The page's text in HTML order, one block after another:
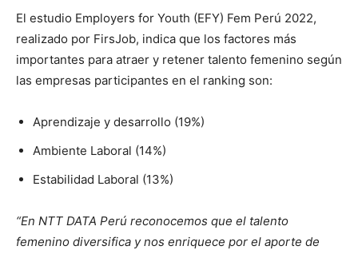
El estudio Employers for Youth (EFY) Fem Perú 2022,
realizado por FirsJob, indica que los factores más
importantes para atraer y retener talento femenino según
las empresas participantes en el ranking son:
Aprendizaje y desarrollo (19%)
Ambiente Laboral (14%)
Estabilidad Laboral (13%)
“En NTT DATA Perú reconocemos que el talento
femenino diversifica y nos enriquece por el aporte de